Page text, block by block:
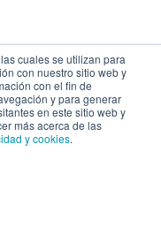
cuales se utilizan para
con nuestro sitio web y
con el fin de
y para generar
en este sitio web y
más acerca de las
y cookies.